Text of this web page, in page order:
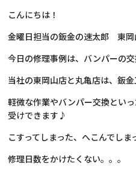
こんにちは！
金曜日担当の鈑金の速太郎 東岡
今日の修理事例は、バンパーの交
当社の東岡山店と丸亀店は、鈑
軽微な作業やバンパー交換とい
受けできます♪
こすってしまった、へこんでしま
修理日数をかけたくない。。。